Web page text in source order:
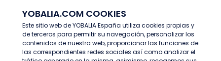
YOBALIA.COM COOKIES
Este sitio web de YOBALIA España utiliza cookies propias y
de terceros para permitir su navegación, personalizar los
contenidos de nuestra web, proporcionar las funciones de
las correspondientes redes sociales así como analizar el
Últimas ofertas